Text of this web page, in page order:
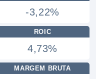
-3,22%
ROIC
4,73%
MARGEM BRUTA